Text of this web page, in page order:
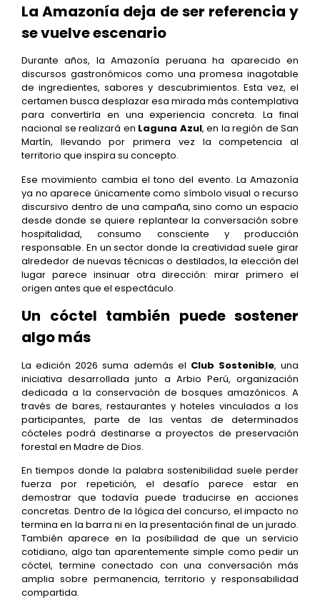
La Amazonía deja de ser referencia y
se vuelve escenario
Durante años, la Amazonía peruana ha aparecido en
discursos gastronómicos como una promesa inagotable
de ingredientes, sabores y descubrimientos. Esta vez, el
certamen busca desplazar esa mirada más contemplativa
para convertirla en una experiencia concreta. La final
nacional se realizará en Laguna Azul, en la región de San
Martín, llevando por primera vez la competencia al
territorio que inspira su concepto.
Ese movimiento cambia el tono del evento. La Amazonía
ya no aparece únicamente como símbolo visual o recurso
discursivo dentro de una campaña, sino como un espacio
desde donde se quiere replantear la conversación sobre
hospitalidad, consumo consciente y producción
responsable. En un sector donde la creatividad suele girar
alrededor de nuevas técnicas o destilados, la elección del
lugar parece insinuar otra dirección: mirar primero el
origen antes que el espectáculo.
Un cóctel también puede sostener
algo más
La edición 2026 suma además el Club Sostenible, una
iniciativa desarrollada junto a Arbio Perú, organización
dedicada a la conservación de bosques amazónicos. A
través de bares, restaurantes y hoteles vinculados a los
participantes, parte de las ventas de determinados
cócteles podrá destinarse a proyectos de preservación
forestal en Madre de Dios.
En tiempos donde la palabra sostenibilidad suele perder
fuerza por repetición, el desafío parece estar en
demostrar que todavía puede traducirse en acciones
concretas. Dentro de la lógica del concurso, el impacto no
termina en la barra ni en la presentación final de un jurado.
También aparece en la posibilidad de que un servicio
cotidiano, algo tan aparentemente simple como pedir un
cóctel, termine conectado con una conversación más
amplia sobre permanencia, territorio y responsabilidad
compartida.